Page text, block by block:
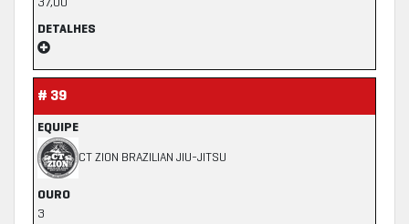
37,00
DETALHES
# 39
EQUIPE
CT ZION BRAZILIAN JIU-JITSU
OURO
3